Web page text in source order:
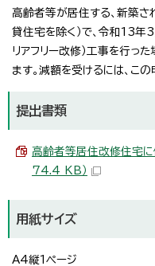
高齢者等が居住する、新築さ
貸住宅を除く）で、令和13
リアフリー改修）工事を行っ
ます。減額を受けるには、こ
提出書類
高齢者等居住改修住宅
74.4 KB）
用紙サイズ
A4縦1ページ